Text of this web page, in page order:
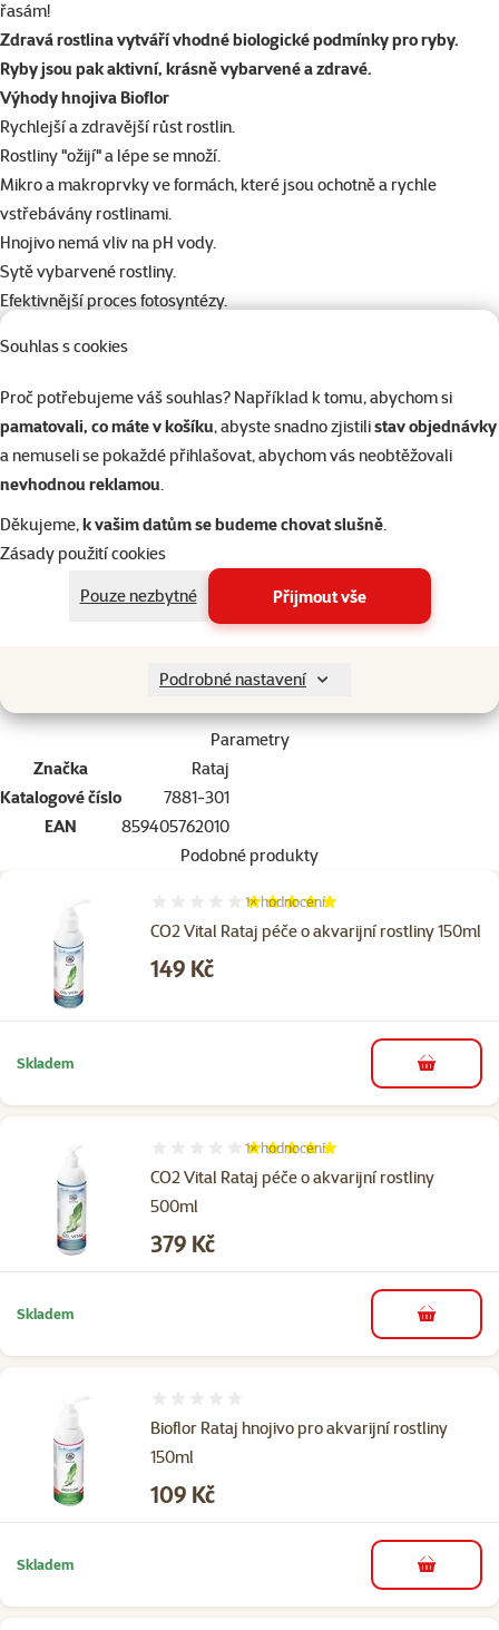
Souhlas s cookies
Proč potřebujeme váš souhlas? Například k tomu, abychom si
pamatovali, co máte v košíku, abyste snadno zjistilistav objednávky
a nemuseli se pokaždé přihlašovat, abychom vás neobtěžovali
nevhodnou reklamou.
Děkujeme,k vašim datům se budeme chovat slušně.
Zásady použití cookies
Pouze nezbytné
Přijmout vše
Podrobné nastavení
řasám!
Zdravá rostlina vytváří vhodné biologické podmínky pro ryby.
Ryby jsou pak aktivní, krásně vybarvené a zdravé.
Výhody hnojiva Bioflor
Rychlejší a zdravější růst rostlin.
Rostliny "ožijí" a lépe se množí.
Mikro a makroprvky ve formách, které jsou ochotně a rychle
vstřebávány rostlinami.
Hnojivo nemá vliv na pH vody.
Sytě vybarvené rostliny.
Efektivnější proces fotosyntézy.
Dávkujeme 10 ml BIOFLORU na 20 l akvarijní vody. Pokud je obsah
Fe menší než 0,3 mg/l dávkujeme 1x týdně, koncentraci železa
pravidelně měříme do dosažení optimální hodnoty. Čerstvě založená
akvária hnojíme max. 1x za 14 dnů. Déle založená akvária stačí hnojit
1x za měsíc. Před hnojením je nutno vyměnit asi 1/4 vody v akváriu.
vody v rozmezí 6,3 - 6,8 podle UT (uhličitanové tvrdosti) vody.
Optimálního pH můžeme dosáhnout aplikací přípravku Acidon nebo
dávkováním CO2 do akvária.
Parametry
Značka
Rataj
Katalogové číslo
7881-301
EAN
859405762010
Podobné produkty
CO2 Vital Rataj péče o akvarijní rostliny 150ml
Hodnocení 100%, počet hodnocení: 1
1×hodnocení
Cena
149 Kč
Skladem do košíku
CO2 Vital Rataj péče o akvarijní rostliny
500ml
Hodnocení 100%, počet hodnocení: 1
1×hodnocení
Cena
379 Kč
Skladem do košíku
Bioflor Rataj hnojivo pro akvarijní rostliny
150ml
Cena
109 Kč
Skladem do košíku